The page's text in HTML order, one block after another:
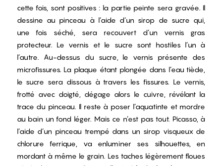
cette fois, sont positives : la partie peinte sera gravée. Il
dessine au pinceau à l’aide d’un sirop de sucre qui,
une fois séché, sera recouvert d’un vernis gras
protecteur. Le vernis et le sucre sont hostiles l’un à
l’autre. Au-dessus du sucre, le vernis présente des
microfissures. La plaque étant plongée dans l’eau tiède,
le sucre sera dissous à travers les fissures. Le vernis,
frotté avec doigté, dégage alors le cuivre, révélant la
trace du pinceau. Il reste à poser l’aquatinte et mordre
au bain un fond léger. Mais ce n’est pas tout. Picasso, à
l’aide d’un pinceau trempé dans un sirop visqueux de
chlorure ferrique, va enluminer ses silhouettes, en
mordant à même le grain. Les taches légèrement floues